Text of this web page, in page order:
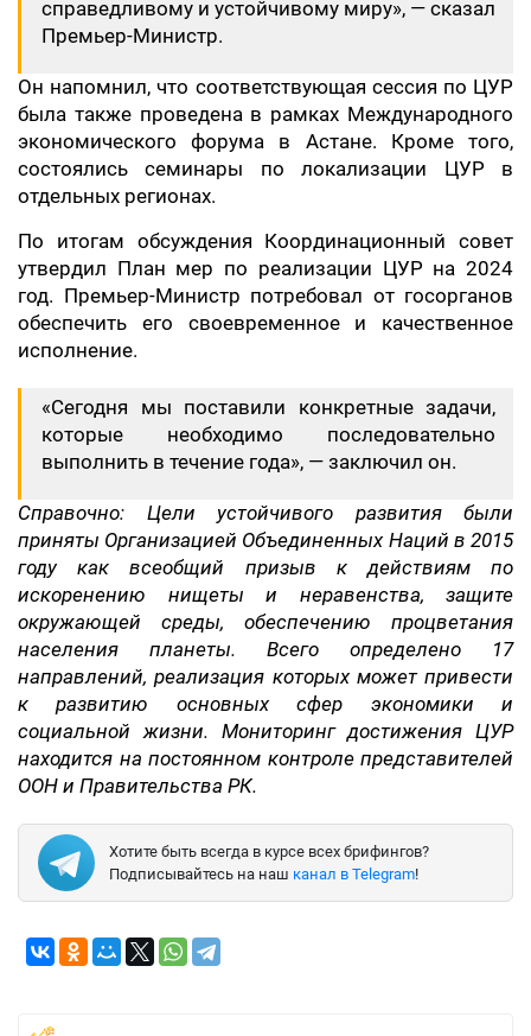
справедливому и устойчивому миру», — сказал
Премьер-Министр.
Он напомнил, что соответствующая сессия по ЦУР
была также проведена в рамках Международного
экономического форума в Астане. Кроме того,
состоялись семинары по локализации ЦУР в
отдельных регионах.
По итогам обсуждения Координационный совет
утвердил План мер по реализации ЦУР на 2024
год. Премьер-Министр потребовал от госорганов
обеспечить его своевременное и качественное
исполнение.
«Сегодня мы поставили конкретные задачи,
которые необходимо последовательно
выполнить в течение года», — заключил он.
Справочно: Цели устойчивого развития были
приняты Организацией Объединенных Наций в 2015
году как всеобщий призыв к действиям по
искоренению нищеты и неравенства, защите
окружающей среды, обеспечению процветания
населения планеты. Всего определено 17
направлений, реализация которых может привести
к развитию основных сфер экономики и
социальной жизни. Мониторинг достижения ЦУР
находится на постоянном контроле представителей
ООН и Правительства РК.
Хотите быть всегда в курсе всех брифингов?
Подписывайтесь на наш канал в Telegram!